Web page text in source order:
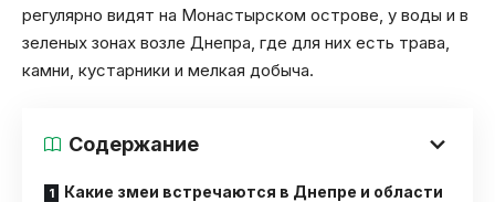
регулярно видят на Монастырском острове, у воды и в
зеленых зонах возле Днепра, где для них есть трава,
камни, кустарники и мелкая добыча.
Содержание
Какие змеи встречаются в Днепре и области